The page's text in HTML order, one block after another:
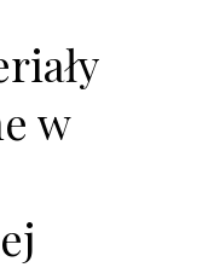
w